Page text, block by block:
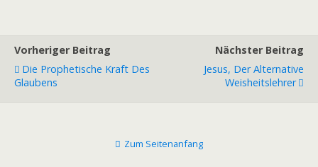
Vorheriger Beitrag
Die Prophetische Kraft Des
Glaubens
Nächster Beitrag
Jesus, Der Alternative
Weisheitslehrer
Zum Seitenanfang